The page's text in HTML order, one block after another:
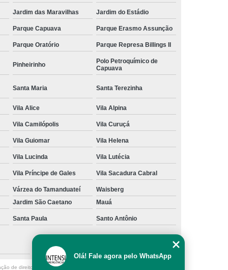
Jardim das Maravilhas Jardim do Estádio
Parque Capuava Parque Erasmo Assunção
Parque Oratório Parque Represa Billings II
Pinheirinho
Polo Petroquímico de
Capuava
Santa Maria Santa Terezinha
Vila Alice Vila Alpina
Vila Camilópolis Vila Curuçá
Vila Guiomar Vila Helena
Vila Lucinda Vila Lutécia
Vila Príncipe de Gales Vila Sacadura Cabral
Várzea do Tamanduateí
Waisberg
Jardim São Caetano Mauá
Santa Paula Santo Antônio
São Caetano do Sul
de direito autoral – artigo 184 do Código Penal –
Olá! Fale agora pelo WhatsApp